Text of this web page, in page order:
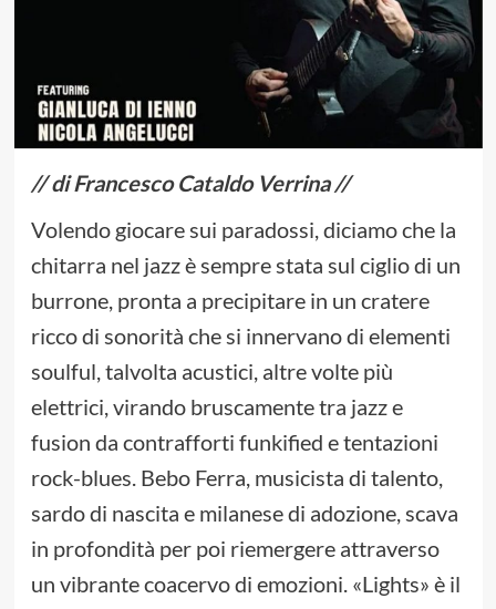
// di Francesco Cataldo Verrina //
Volendo giocare sui paradossi, diciamo che la
chitarra nel jazz è sempre stata sul ciglio di un
burrone, pronta a precipitare in un cratere
ricco di sonorità che si innervano di elementi
soulful, talvolta acustici, altre volte più
elettrici, virando bruscamente tra jazz e
fusion da contrafforti funkified e tentazioni
rock-blues. Bebo Ferra, musicista di talento,
sardo di nascita e milanese di adozione, scava
in profondità per poi riemergere attraverso
un vibrante coacervo di emozioni. «Lights» è il